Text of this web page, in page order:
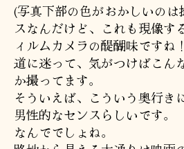
(写真下部の色がおかしいのは
スなんだけど、これも現像す
ィルムカメラの醍醐味ですね
道に迷って、気がつけばこん
か撮ってます。
そういえば、こういう奥行き
男性的なセンスらしいです。
なんででしょね。